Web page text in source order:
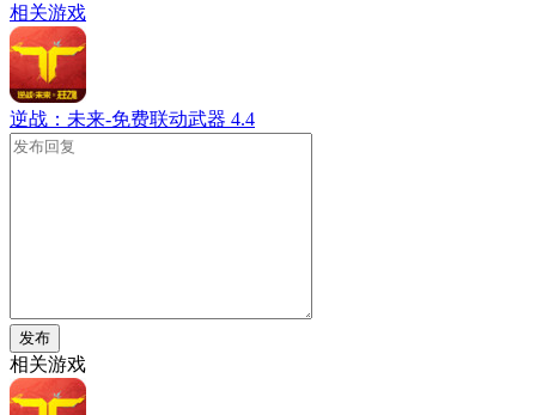
相关游戏
逆战：未来-免费联动武器 4.4
发布
相关游戏